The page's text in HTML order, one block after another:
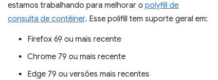
estamos trabalhando para melhorar o polyfill de
consulta de contêiner. Esse polifill tem suporte geral em:
Firefox 69 ou mais recente
Chrome 79 ou mais recente
Edge 79 ou versões mais recentes